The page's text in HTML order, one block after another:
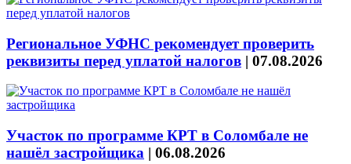
Региональное УФНС рекомендует проверить
реквизиты перед уплатой налогов | 07.08.2026
Участок по программе КРТ в Соломбале не
нашёл застройщика | 06.08.2026